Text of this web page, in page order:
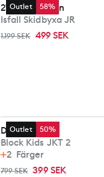
Outlet 58%
2117 of Sweden
Isfall Skidbyxa JR
1.199 SEK 499 SEK
Outlet 50%
Didriksons
Block Kids JKT 2
2 Färger
799 SEK 399 SEK